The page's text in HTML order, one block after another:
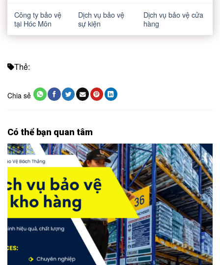
Công ty bảo vệ
tại Hóc Môn
Dịch vụ bảo vệ
sự kiện
Dịch vụ bảo vệ cửa
hàng
Thẻ:
Chia sẻ
Có thể bạn quan tâm